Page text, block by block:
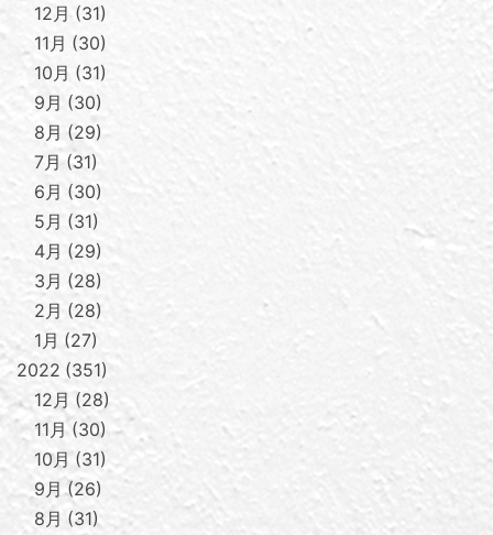
12月
31
11月
30
10月
31
9月
30
8月
29
7月
31
6月
30
5月
31
4月
29
3月
28
2月
28
1月
27
2022 351
12月
28
11月 30
10月
31
9月
26
8月
31